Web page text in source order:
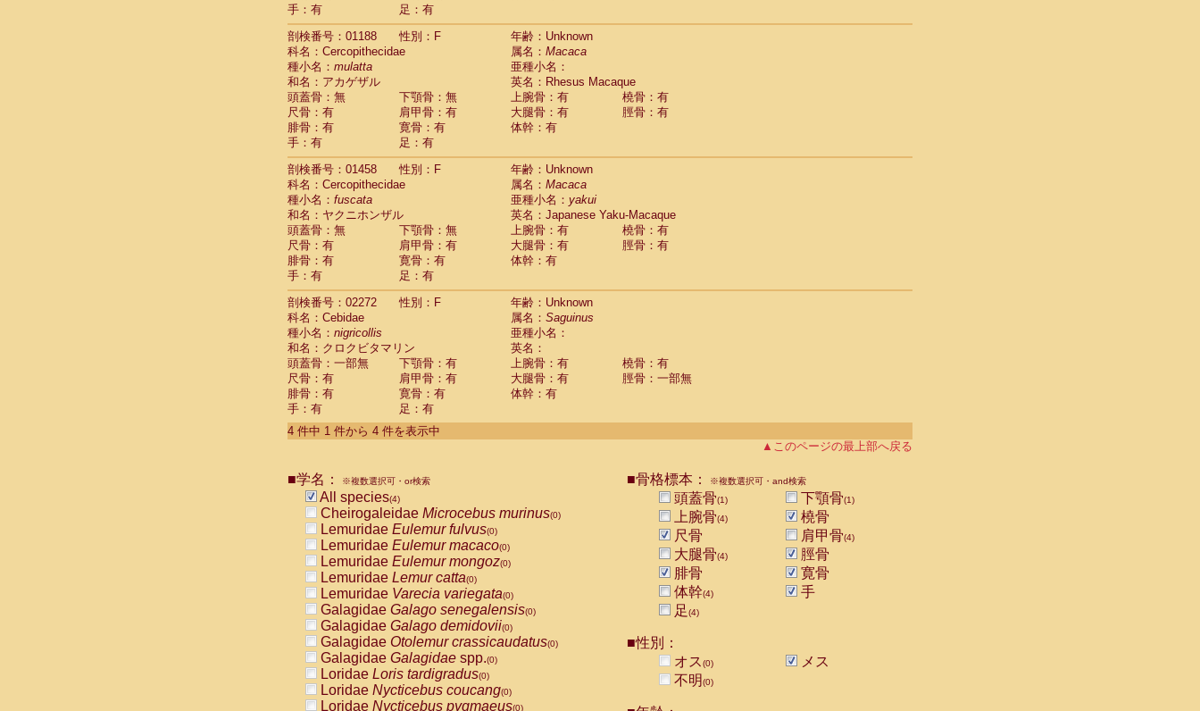
Cebidae Aotus trivirgatus
Cebidae Cebus albifrons
CebidaeCebus apella
Cebidae
CebidaeCebus nigrivittatus
Cebidae Cebusspp.(0)
Cebidae Saimiri boliviensis
Cebidae Saimiri sciureus
Atelidae Alouatta caraya
AtelidaeAlouatta fusca
AtelidaeAlouatta seniculus
AtelidaeAlouatta
Atelidae Ateles belzebuth
Atelidae Ateles geoffroyi
Atelidae Ateles paniscus
Atelidae Atelesspp.
Atelidae Lagothrix lagothricha
AtelidaeLagothrix lagothricha cana(0)
Pitheciidae Cacajao calvus rubicundus (0)
Pitheciidae Callicebus cupreus(0)
Pitheciidae Callicebus donacophilus(0)
PitheciidaeCallicebus moloch(0)
Pitheciidae Callicebus torquatus(0)
Pitheciidae Callicebus
Pitheciidae Chiropotes satanas
Pitheciidae Pithecia monachus
PitheciidaePithecia pithecia
CercopithecidaeCercocebus torquatus atys
Cercopithecidae
CercopithecidaeCercocebus torquatus torquatus
CercopithecidaeCercocebus
CercopithecidaeCercocebusspp.
CercopithecidaeLophocebus albigena
CercopithecidaePapio anubis
CercopithecidaePapio cynocephalus
CercopithecidaePapio hamadryas
CercopithecidaePapio papio(0)
CercopithecidaePapiospp.(0)
CercopithecidaeMandrillus leucophaeus
CercopithecidaeMandrillus sphinx
CercopithecidaeTheropithecus gelada
CercopithecidaeMacaca arctoides
手：有
足：有
剖検番号：01188
性別：F
年齢：Unknown
科名：Cercopithecidae
属名： Macaca
種小名： mulatta
亜種小名：
和名：アカゲザル
英名：Rhesus Macaque
頭蓋骨：無
下顎骨：無 上腕骨：有
橈骨：有
尺骨：有
肩甲骨：有 大腿骨：有
脛骨：有
腓骨：有
寛骨：有
体幹：有
手：有
足：有
剖検番号：01458
性別：F
年齢：Unknown
科名：Cercopithecidae
属名： Macaca
種小名： fuscata 亜種小名： yakui
和名：ヤクニホンザル
英名：Japanese Yaku-Macaque
頭蓋骨：無
下顎骨：無 上腕骨：有
橈骨：有
尺骨：有
肩甲骨：有 大腿骨：有
脛骨：有
腓骨：有
寛骨：有
体幹：有
手：有
足：有
剖検番号：02272
性別：F
年齢：Unknown
科名：Cebidae
属名： Saguinus
種小名： nigricollis
亜種小名：
和名：クロクビタマリン
英名：
頭蓋骨：一部無
下顎骨：有 上腕骨：有
橈骨：有
尺骨：有
肩甲骨：有 大腿骨：有
脛骨：一部無
腓骨：有
寛骨：有
体幹：有
手：有
足：有
4 件中 1 件から 4 件を表示中
▲このページの最上部へ戻る
■学名： ※複数選択可・or検索
All species(4)
Cheirogaleidae Microcebus murinus(0)
Lemuridae Eulemur fulvus(0)
Lemuridae Eulemur macaco(0)
Lemuridae Eulemur mongoz(0)
Lemuridae Lemur catta(0)
Lemuridae Varecia variegata(0)
Galagidae Galago senegalensis(0)
Galagidae Galago demidovii(0)
Galagidae Otolemur crassicaudatus(0)
Galagidae Galagidae spp.(0)
Loridae Loris tardigradus(0)
Loridae Nycticebus coucang(0)
Loridae Nycticebus pygmaeus(0)
■骨格標本： ※複数選択可・and検索
頭蓋骨(1) 下顎骨(1)
上腕骨(4)
橈骨
尺骨
肩甲骨(4)
大腿骨(4)
脛骨
腓骨
寛骨
体幹(4)
手
足(4)
■性別：
オス(0)
メス
不明(0)